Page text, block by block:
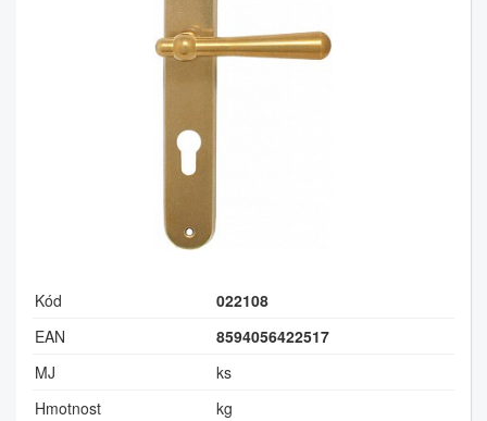
Kód
022108
EAN
8594056422517
MJ
ks
Hmotnost
kg